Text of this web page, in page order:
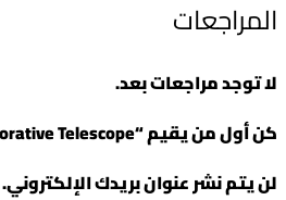
المراجعات
لا توجد مراجعات بعد.
كن أول من يقيم “Decorative Telescope”
لن يتم نشر عنوان بريدك الإلكتروني.